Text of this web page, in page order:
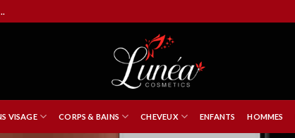
VISAGE CORPS & BAINS CHEVEUX ENFANTS HOMMES